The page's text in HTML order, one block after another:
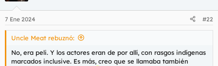
7 Ene 2024 #22
Uncle Meat rebuznó:
No, era peli. Y los actores eran de por allí, con rasgos indígenas
marcados inclusive. Es más, creo que se llamaba también